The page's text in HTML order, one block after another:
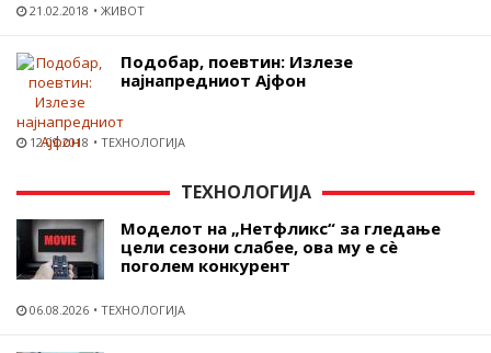
21.02.2018 ЖИВОТ
Подобар, поевтин: Излезе
најнапредниот Ајфон
12.09.2018 ТЕХНОЛОГИЈА
ТЕХНОЛОГИЈА
Моделот на „Нетфликс“ за гледање
цели сезони слабее, ова му е сѐ
поголем конкурент
06.08.2026 ТЕХНОЛОГИЈА